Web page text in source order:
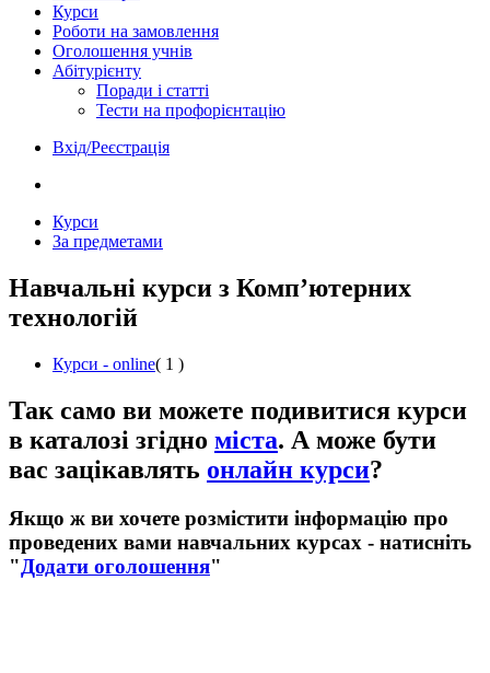
Курси
Роботи на замовлення
Оголошення учнів
Абітурієнту
Поради і статті
Тести на профорієнтацію
Вхід/Реєстрація
Курси
За предметами
Навчальні курси з Комп’ютерних
технологій
Курси - online( 1 )
Так само ви можете подивитися курси
в каталозі згідно міста. А може бути
вас зацікавлять онлайн курси?
Якщо ж ви хочете розмістити інформацію про
проведених вами навчальних курсах - натисніть
"Додати оголошення"